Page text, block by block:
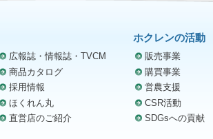
広報誌・情報誌・TVCM
商品カタログ
採用情報
ほくれん丸
直営店のご紹介
ホクレンの活動
販売事業
購買事業
営農支援
CSR活動
SDGsへの貢献